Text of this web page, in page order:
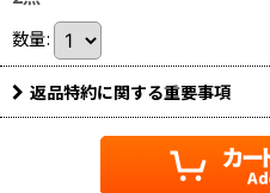
数量:
返品特約に関する重要事項